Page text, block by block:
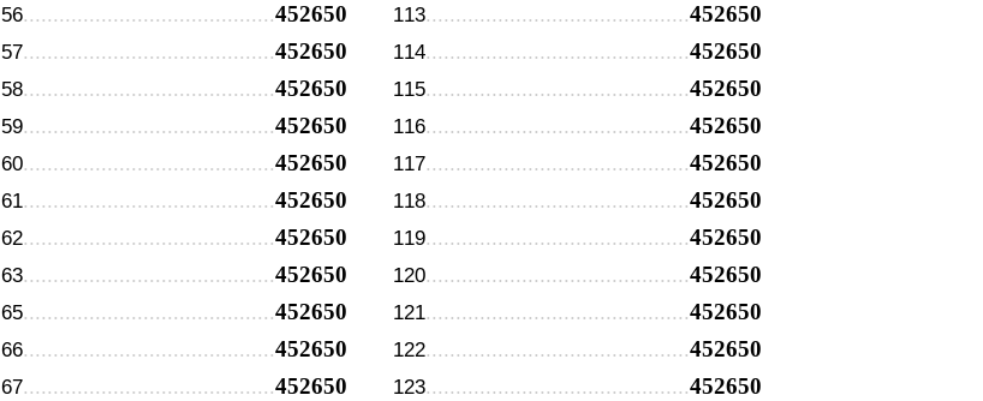
56 452650
57 452650
58 452650
59 452650
60 452650
61 452650
62 452650
63 452650
65 452650
66 452650
67 452650
113 452650
114 452650
115 452650
116 452650
117 452650
118 452650
119 452650
120 452650
121 452650
122 452650
123 452650